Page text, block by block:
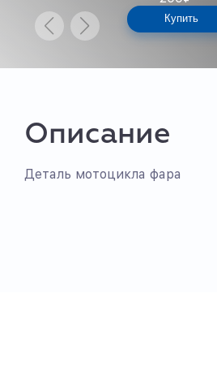
Купить
Описание
Деталь мотоцикла фара